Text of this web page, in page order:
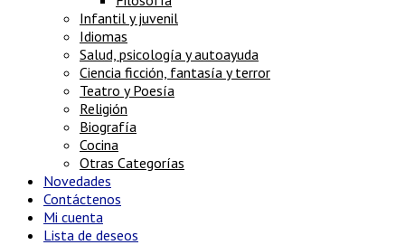
Infantil y juvenil
Idiomas
Salud, psicología y autoayuda
Ciencia ficción, fantasía y terror
Teatro y Poesía
Religión
Biografía
Cocina
Otras Categorías
Novedades
Contáctenos
Mi cuenta
Lista de deseos